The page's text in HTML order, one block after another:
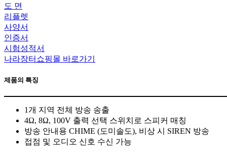
도 면
리플렛
사양서
인증서
시험성적서
나라장터쇼핑몰 바로가기
제품의 특징
1개 지역 전체 방송 송출
4Ω, 8Ω, 100V 출력 선택 스위치로 스피커 매칭
방송 안내용 CHIME (도미솔도), 비상 시 SIREN 방송
접점 및 오디오 신호 수신 가능